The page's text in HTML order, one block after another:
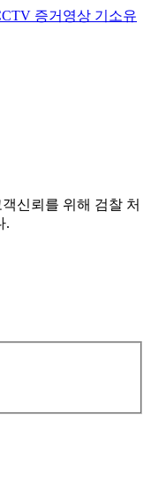
증거영상 기소유
신뢰를 위해 검찰 처
.